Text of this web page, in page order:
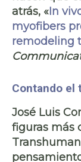
atrás, «In
myofibers
remodeling
Contando el
José Luis
figuras más